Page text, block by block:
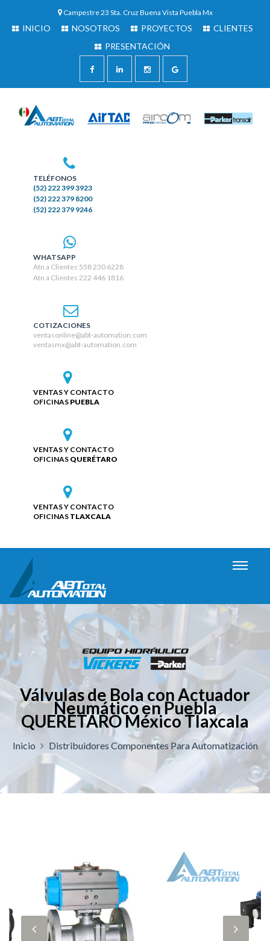
Campestre 23 Sta. Cruz Buena Vista Puebla Mx
INICIO NOSOTROS PROYECTOS
CLIENTES
PRESENTACIÓN
TELÉFONOS
(52) 222 399 3923
(52) 222 379 8200
(52) 222 379 9246
WHATSAPP
Atn a Clientes 558 230 6228
Atn a Clientes 222 446 1816
COTIZACIONES
ventasonline@abt-automation.com
ventasmx@abt-automation.com
VENTAS Y CONTACTO
OFICINAS PUEBLA
VENTAS Y CONTACTO
OFICINAS QUERÉTARO
VENTAS Y CONTACTO
OFICINAS TLAXCALA
Válvulas de Bola con Actuador
Neumático en Puebla
QUERÉTARO México Tlaxcala
Inicio Distribuidores Componentes Para Automatización